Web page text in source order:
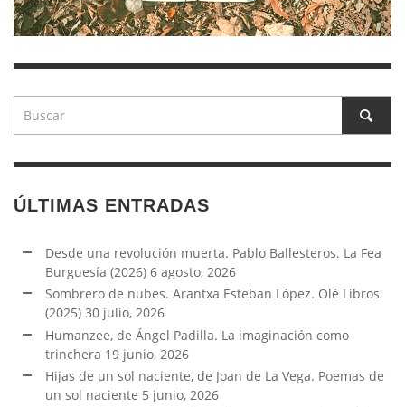
ÚLTIMAS ENTRADAS
Desde una revolución muerta. Pablo Ballesteros. La Fea
Burguesía (2026) 6 agosto, 2026
Sombrero de nubes. Arantxa Esteban López. Olé Libros
(2025) 30 julio, 2026
Humanzee, de Ángel Padilla. La imaginación como
trinchera 19 junio, 2026
Hijas de un sol naciente, de Joan de La Vega. Poemas de
un sol naciente 5 junio, 2026